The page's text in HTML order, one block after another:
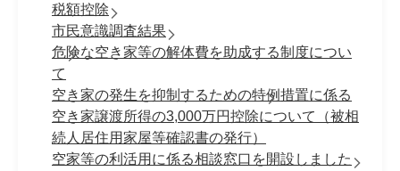
税額控除
市民意識調査結果
危険な空き家等の解体費を助成する制度につい
て
空き家の発生を抑制するための特例措置に係る
空き家譲渡所得の3,000万円控除について（被相
続人居住用家屋等確認書の発行）
空家等の利活用に係る相談窓口を開設しました